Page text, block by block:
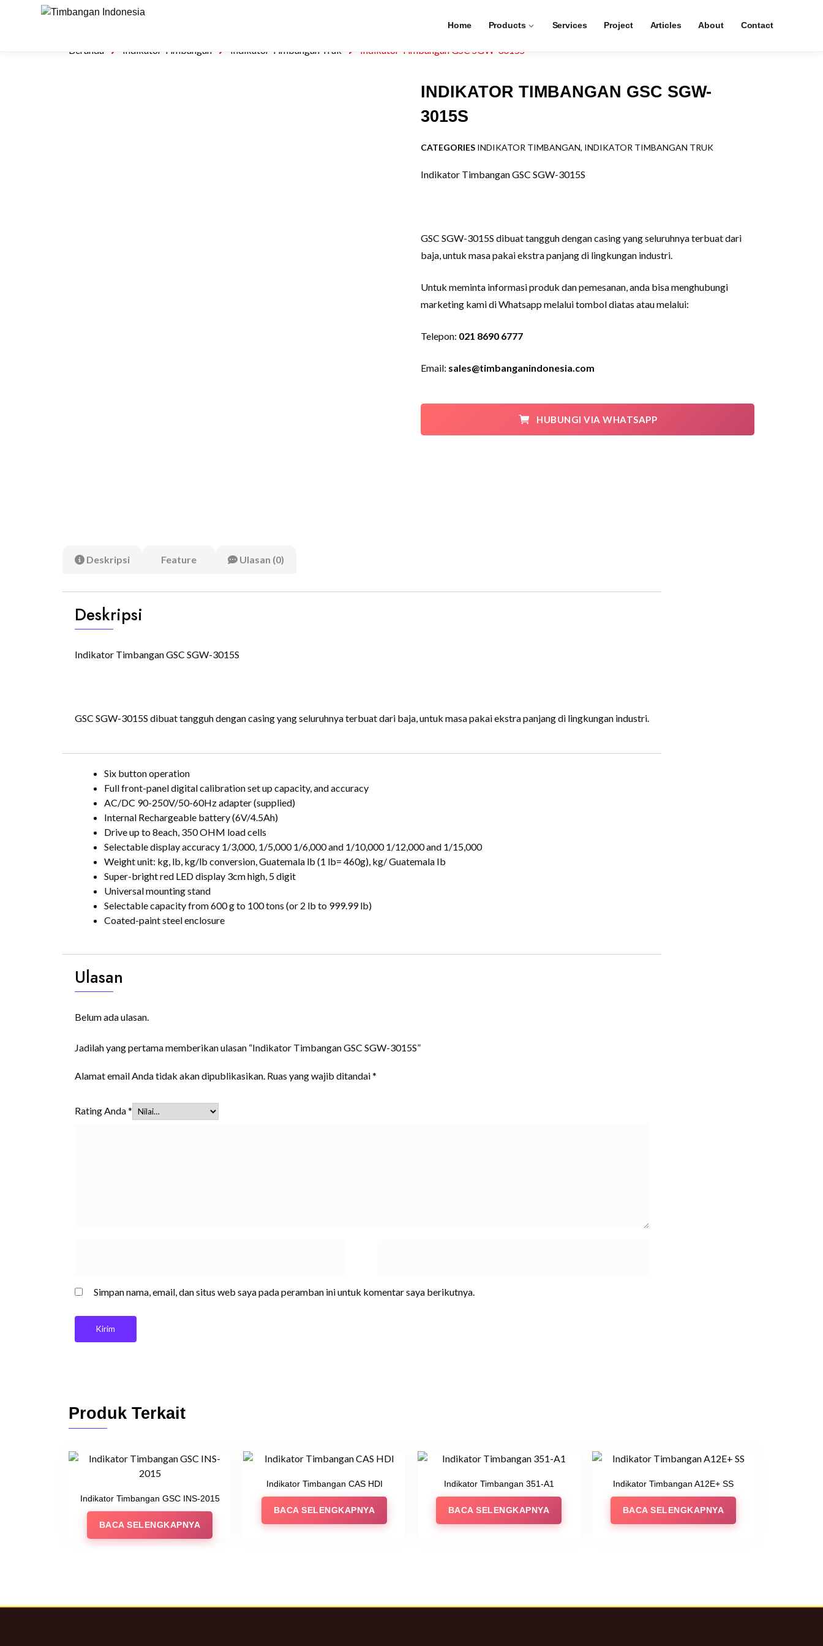
Home Products Services Project Articles About Contact
Beranda Indikator Timbangan Indikator Timbangan Truk Indikator Timbangan GSC SGW-3015S
INDIKATOR TIMBANGAN GSC SGW-
3015S
CATEGORIES INDIKATOR TIMBANGAN, INDIKATOR TIMBANGAN TRUK
Indikator Timbangan GSC SGW-3015S
GSC SGW-3015S dibuat tangguh dengan casing yang seluruhnya terbuat dari
baja, untuk masa pakai ekstra panjang di lingkungan industri.
Untuk meminta informasi produk dan pemesanan, anda bisa menghubungi
marketing kami di Whatsapp melalui tombol diatas atau melalui:
Telepon: 021 8690 6777
Email: sales@timbanganindonesia.com
HUBUNGI VIA WHATSAPP
Deskripsi Feature Ulasan (0)
Deskripsi
Indikator Timbangan GSC SGW-3015S
GSC SGW-3015S dibuat tangguh dengan casing yang seluruhnya terbuat dari baja, untuk masa pakai ekstra panjang di lingkungan industri.
Six button operation
Full front-panel digital calibration set up capacity, and accuracy
AC/DC 90-250V/50-60Hz adapter (supplied)
Internal Rechargeable battery (6V/4.5Ah)
Drive up to 8each, 350 OHM load cells
Selectable display accuracy 1/3,000, 1/5,000 1/6,000 and 1/10,000 1/12,000 and 1/15,000
Weight unit: kg, lb, kg/lb conversion, Guatemala lb (1 lb= 460g), kg/ Guatemala Ib
Super-bright red LED display 3cm high, 5 digit
Universal mounting stand
Selectable capacity from 600 g to 100 tons (or 2 lb to 999.99 lb)
Coated-paint steel enclosure
Ulasan
Belum ada ulasan.
Jadilah yang pertama memberikan ulasan “Indikator Timbangan GSC SGW-3015S”
Alamat email Anda tidak akan dipublikasikan. Ruas yang wajib ditandai*
Rating Anda*
Simpan nama, email, dan situs web saya pada peramban ini untuk komentar saya berikutnya.
Produk Terkait
Indikator Timbangan GSC INS-2015
BACA SELENGKAPNYA
Indikator Timbangan CAS HDI
BACA SELENGKAPNYA
Indikator Timbangan 351-A1
BACA SELENGKAPNYA
Indikator Timbangan A12E+ SS
BACA SELENGKAPNYA